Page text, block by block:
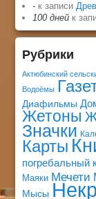
- к записи
100 дней к
Рубрики
Актюбинский
Водоёмы
Диафильмы
Жетоны
Значки
Карты
погребальный
Маяки Мечети
Мысы